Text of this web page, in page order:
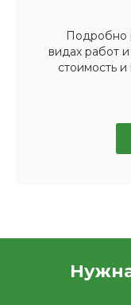
Подробно
видах работ
стоимость